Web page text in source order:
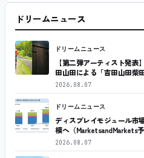
ドリームニュース
ドリームニュース
【第二弾アーティスト発表
田山田による「吉田山田柴
2026.08.07
ドリームニュース
ディスプレイモジュール市
模へ（MarketsandMarkets予
2026.08.07